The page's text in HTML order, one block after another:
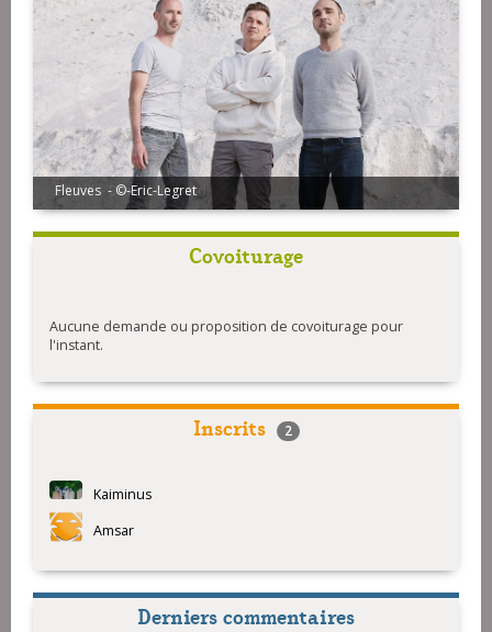
Fleuves - ©-Eric-Legret
Covoiturage
Aucune demande ou proposition de covoiturage pour
l'instant.
Inscrits 2
Kaiminus
Amsar
Derniers commentaires